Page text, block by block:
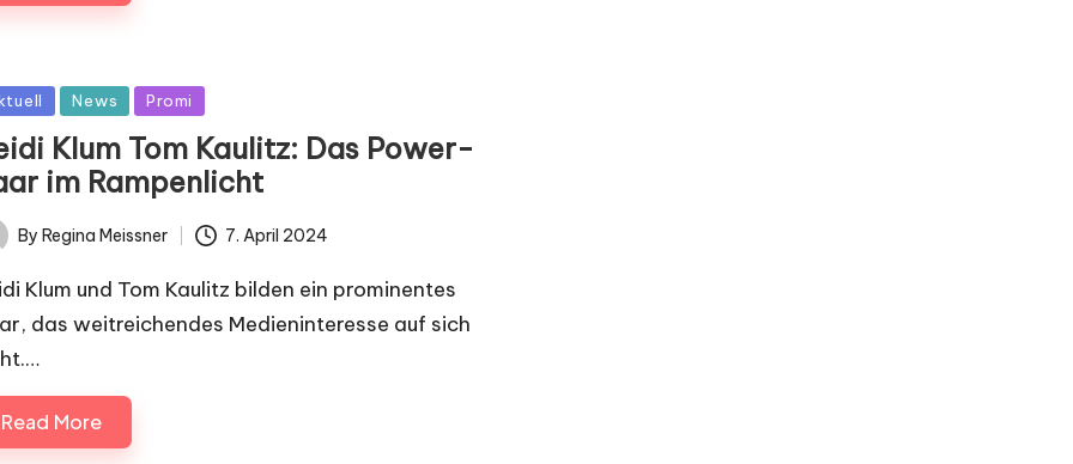
News Promi
Klum Tom Kaulitz: Das Power-
im Rampenlicht
By Regina Meissner 7. April 2024
Klum und Tom Kaulitz bilden ein prominentes
das weitreichendes Medieninteresse auf sich
Read More